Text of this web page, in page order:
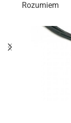
Rozumiem